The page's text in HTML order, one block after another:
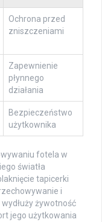
Ochrona przed
zniszczeniami
Zapewnienie
płynnego
działania
Bezpieczeństwo
użytkownika
fotela w
światła
tapicerki
i
żywotność
jego użytkowania